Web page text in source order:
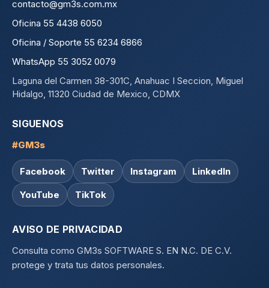
contacto@gm3s.com.mx
Oficina 55 4438 6050
Oficina / Soporte 55 6234 6866
WhatsApp 55 3052 0079
Laguna del Carmen 38-301C, Anahuac I Seccion, Miguel
Hidalgo, 11320 Ciudad de Mexico, CDMX
SIGUENOS
#GM3s
Facebook Twitter Instagram LinkedIn
YouTube TikTok
AVISO DE PRIVACIDAD
Consulta como GM3s SOFTWARE S. EN N.C. DE C.V.
protege y trata tus datos personales.